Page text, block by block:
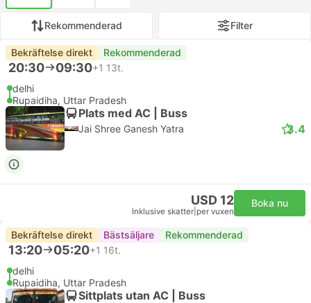
Rekommenderad Filter
Bekräftelse direkt Rekommenderad
20:30 09:30+1 13t.
delhi
Rupaidiha, Uttar Pradesh
Plats med AC | Buss
Jai Shree Ganesh Yatra 3.4
USD 12
Inklusive skatter per vuxen
Boka nu
Bekräftelse direkt Bästsäljare Rekommenderad
13:20 05:20+1 16t.
delhi
Rupaidiha, Uttar Pradesh
Sittplats utan AC | Buss